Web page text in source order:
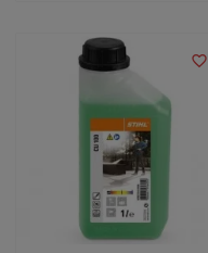
favorite_border